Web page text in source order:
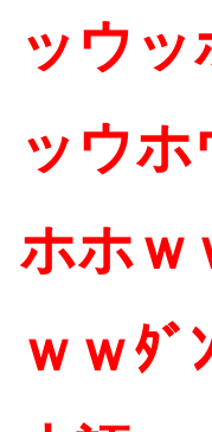
ッウ
ッウ
ホホｗ
ｗｗﾀ